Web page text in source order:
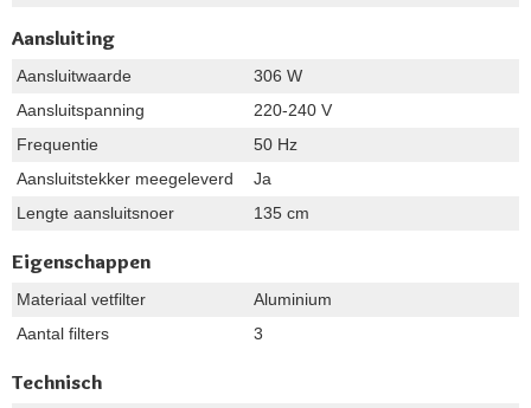
Aansluiting
Aansluitwaarde
306 W
Aansluitspanning
220-240 V
Frequentie
50 Hz
Aansluitstekker meegeleverd
Ja
Lengte aansluitsnoer
135 cm
Eigenschappen
Materiaal vetfilter
Aluminium
Aantal filters
3
Technisch